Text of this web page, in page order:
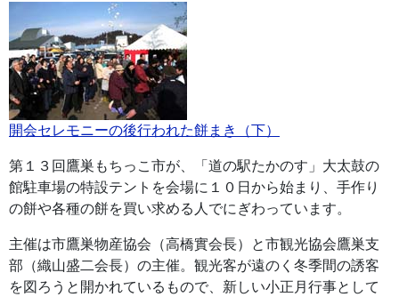
開会セレモニーの後行われた餅まき（下）
第１３回鷹巣もちっこ市が、「道の駅たかのす」大太鼓の
館駐車場の特設テントを会場に１０日から始まり、手作り
の餅や各種の餅を買い求める人でにぎわっています。
主催は市鷹巣物産協会（高橋實会長）と市観光協会鷹巣支
部（織山盛二会長）の主催。観光客が遠のく冬季間の誘客
を図ろうと開かれているもので、新しい小正月行事として